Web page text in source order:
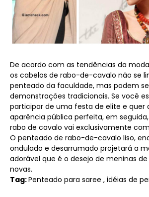
De acordo com as tendências da
os cabelos de rabo-de-cavalo não se
penteado da faculdade, mas podem
demonstrações tradicionais. Se você
participar de uma festa de elite e quer
aparência pública perfeita, em
rabo de cavalo vai exclusivamente
O penteado de rabo-de-cavalo liso,
ondulado e desarrumado projetará a
adorável que é o desejo de meninas
novas.
Tag:Penteado para saree , idéias de